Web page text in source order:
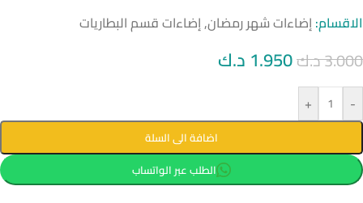
الاقسام:إضاءات شهر رمضان,إضاءات قسم البطاريات
3.000د.ك1.950د.ك
-
+
اضافة الى السلة
الطلب عبر الواتساب